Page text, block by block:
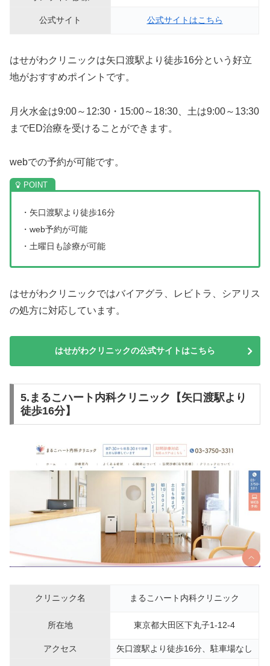
公式サイト 公式サイトはこちら
はせがわクリニックは矢口渡駅より徒歩16分という好立
地がおすすめポイントです。
月火水金は9:00～12:30・15:00～18:30、土は9:00～13:30
までED治療を受けることができます。
webでの予約が可能です。
・矢口渡駅より徒歩16分
・web予約が可能
・土曜日も診療が可能
はせがわクリニックではバイアグラ、レビトラ、シアリス
の処方に対応しています。
はせがわクリニックの公式サイトはこちら
5.まるこハート内科クリニック【矢口渡駅より
徒歩16分】
クリニック名 まるこハート内科クリニック
所在地 東京都大田区下丸子1-12-4
アクセス 矢口渡駅より徒歩16分、駐車場なし